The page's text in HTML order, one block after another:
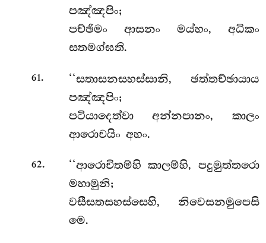
පඤ්ඤපිං;
පච්ඡිමං ආසනං මය්හං, අධිකං
සතමග්ඝති.
61.
‘‘සතාසනසහස්සානි, ඡත්තච්ඡායාය
පඤ්ඤපිං;
පටියාදෙත්වා අන්නපානං, කාලං
ආරොචයිං අහං.
62.
‘‘ආරොචිතම්හි කාලම්හි, පදුමුත්තරො
මහාමුනි;
වසීසතසහස්සෙහි, නිවෙසනමුපෙසි
මෙ.